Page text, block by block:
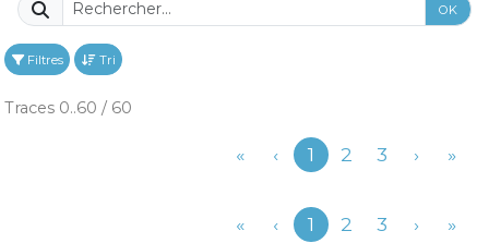
OK
Filtres Tri
Traces 0..60 / 60
« ‹Précédent
1 2 3 › »
« ‹Précédent
1 2 3 › »